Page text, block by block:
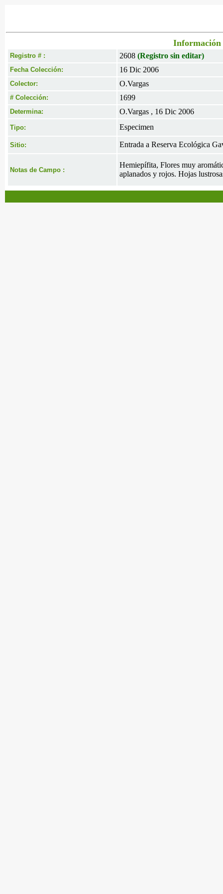
Información
Registro # : 2608 (Registro sin editar)
Fecha Colección: 16 Dic 2006
Colector: O.Vargas
# Colección: 1699
Determina: O.Vargas , 16 Dic 2006
Tipo: Especimen
Sitio: Entrada a Reserva Ecológica
Notas de Campo :
Hemiepífita, Flores muy
aplanados y rojos. Hojas